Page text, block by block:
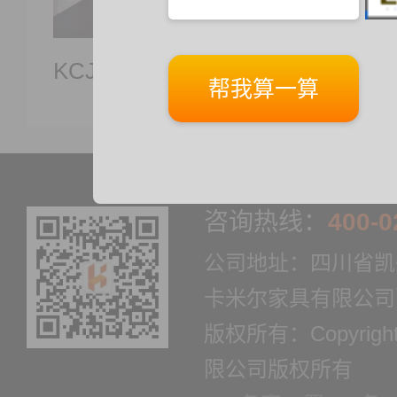
KCJY-TT102
咨询热线： 400-
公司地址：四川省
卡米尔家具有限公
版权所有：
限公司版权所有